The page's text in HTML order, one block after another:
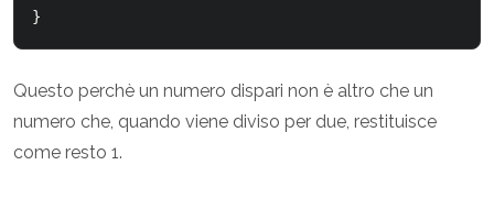
Questo perchè un numero dispari non è altro che un
numero che, quando viene diviso per due, restituisce
come resto 1.